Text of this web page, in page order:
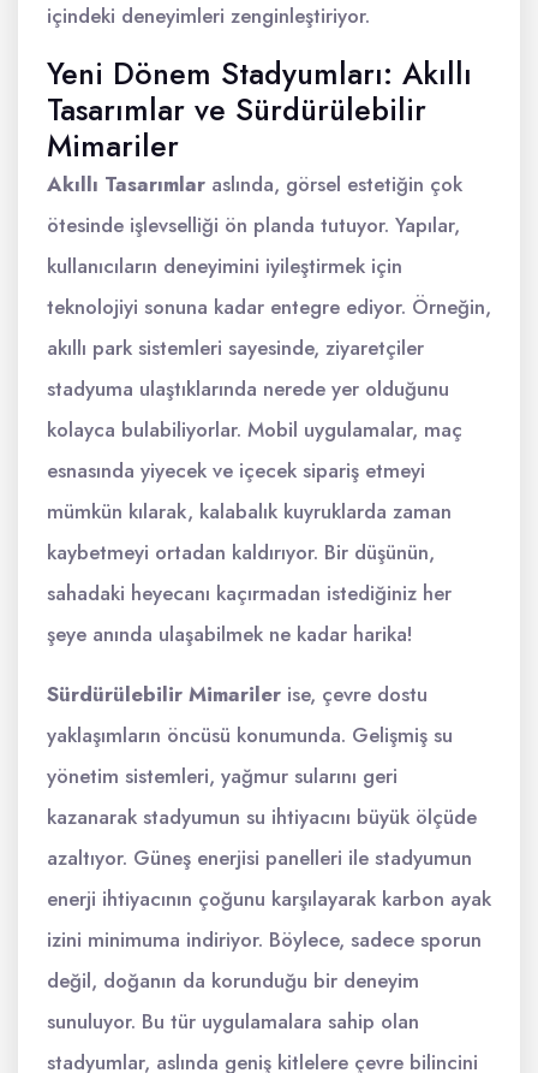
içindeki deneyimleri zenginleştiriyor.
Yeni Dönem Stadyumları: Akıllı
Tasarımlar ve Sürdürülebilir
Mimariler
Akıllı Tasarımlar aslında, görsel estetiğin çok
ötesinde işlevselliği ön planda tutuyor. Yapılar,
kullanıcıların deneyimini iyileştirmek için
teknolojiyi sonuna kadar entegre ediyor. Örneğin,
akıllı park sistemleri sayesinde, ziyaretçiler
stadyuma ulaştıklarında nerede yer olduğunu
kolayca bulabiliyorlar. Mobil uygulamalar, maç
esnasında yiyecek ve içecek sipariş etmeyi
mümkün kılarak, kalabalık kuyruklarda zaman
kaybetmeyi ortadan kaldırıyor. Bir düşünün,
sahadaki heyecanı kaçırmadan istediğiniz her
şeye anında ulaşabilmek ne kadar harika!
Sürdürülebilir Mimariler ise, çevre dostu
yaklaşımların öncüsü konumunda. Gelişmiş su
yönetim sistemleri, yağmur sularını geri
kazanarak stadyumun su ihtiyacını büyük ölçüde
azaltıyor. Güneş enerjisi panelleri ile stadyumun
enerji ihtiyacının çoğunu karşılayarak karbon ayak
izini minimuma indiriyor. Böylece, sadece sporun
değil, doğanın da korunduğu bir deneyim
sunuluyor. Bu tür uygulamalara sahip olan
stadyumlar, aslında geniş kitlelere çevre bilincini